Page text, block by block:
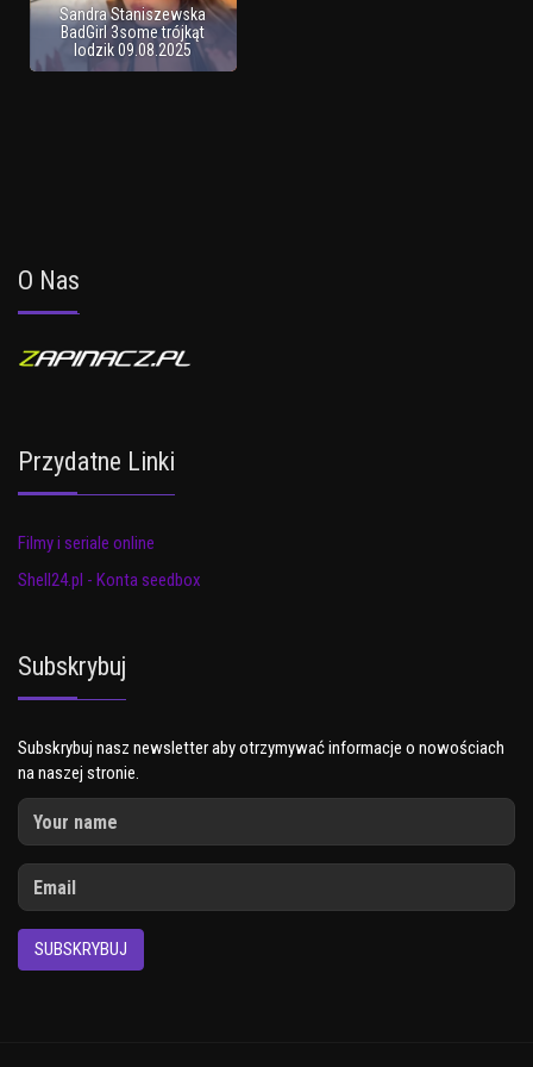
Sandra Staniszewska
BadGirl 3some trójkąt
lodzik 09.08.2025
O Nas
Przydatne Linki
Filmy i seriale online
Shell24.pl - Konta seedbox
Subskrybuj
Subskrybuj nasz newsletter aby otrzymywać informacje o nowościach
na naszej stronie.
SUBSKRYBUJ